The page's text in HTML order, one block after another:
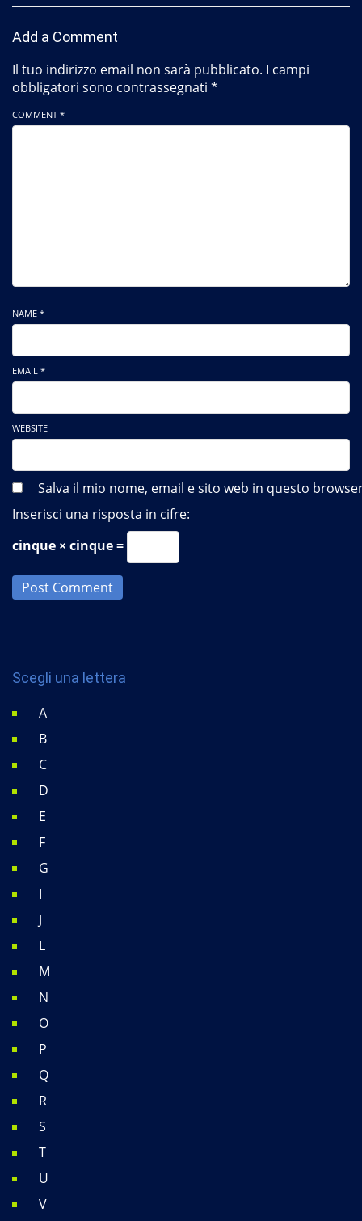
Add a Comment
Il tuo indirizzo email non sarà pubblicato. I campi
obbligatori sono contrassegnati *
COMMENT *
NAME *
EMAIL *
WEBSITE
Salva il mio nome, email e sito web in questo
Inserisci una risposta in cifre:
cinque × cinque =
Post Comment
Scegli una lettera
A
B
C
D
E
F
G
I
J
L
M
N
O
P
Q
R
S
T
U
V